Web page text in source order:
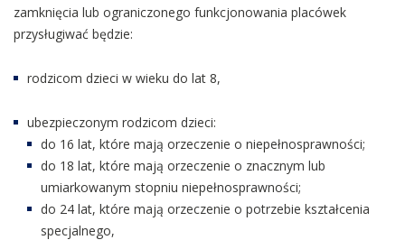
zamknięcia lub ograniczonego funkcjonowania placówek
przysługiwać będzie:
rodzicom dzieci w wieku do lat 8,
ubezpieczonym rodzicom dzieci:
do 16 lat, które mają orzeczenie o niepełnosprawności;
do 18 lat, które mają orzeczenie o znacznym lub
umiarkowanym stopniu niepełnosprawności;
do 24 lat, które mają orzeczenie o potrzebie kształcenia
specjalnego,